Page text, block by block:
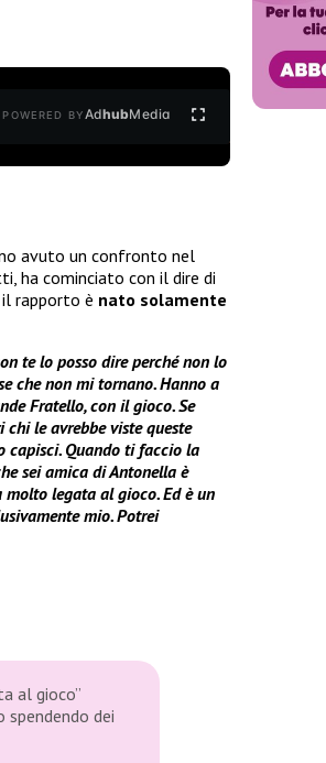
POWERED BYAdhubMedia
avuto un confronto nel
ha cominciato con il dire di
rapporto è nato solamente
te lo posso dire perché non lo
che non mi tornano. Hanno a
Fratello, con il gioco. Se
le avrebbe viste queste
capisci. Quando ti faccio la
sei amica di Antonella è
molto legata al gioco. Ed è un
mio. Potrei
al gioco”
spendendo dei